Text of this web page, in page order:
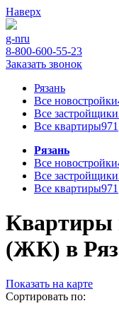
Наверх
g-nru
8-800-600-55-23
Заказать звонок
Рязань
Все новостройки
Все застройщики
Все квартиры971
Рязань
Все новостройки
Все застройщики
Все квартиры971
Квартиры
(ЖК) в
Показать на карте
Сортировать по: